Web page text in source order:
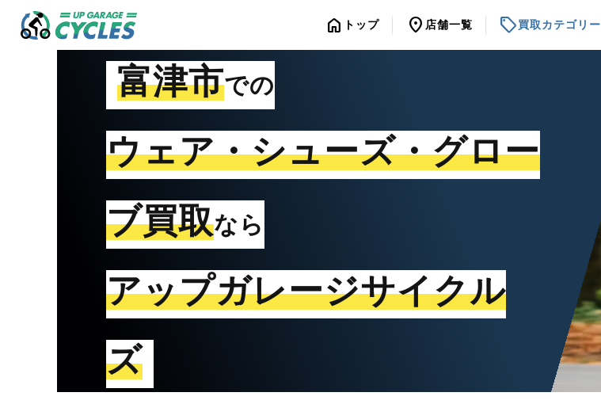
home トップ location_on 店舗一覧 sell買取カテゴリー
富津市での
ウェア・シューズ・グロー
ブ買取なら
アップガレージサイクル
ズ